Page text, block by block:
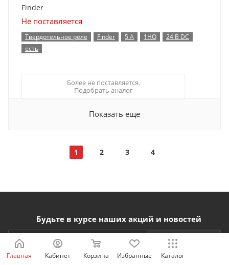
Finder
Не поставляется
Твердотельное реле Finder 5 А 1НО
24 В DC
есть
Более не поставляется.
Подобрать аналог
Показать еще
1 2 3 4
Будьте в курсе наших акций и новостей
Подписаться
Главная Кабинет Корзина Избранные Каталог